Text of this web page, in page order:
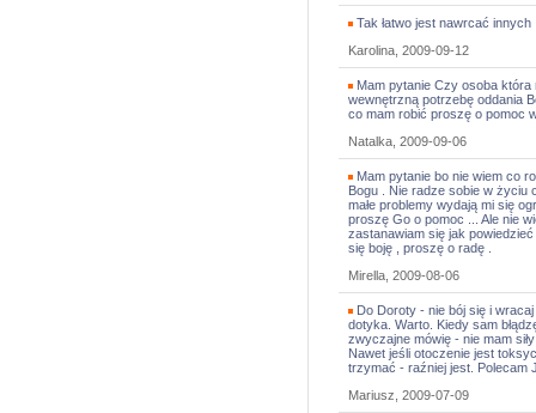
Tak łatwo jest nawrcać
Karolina, 2009-09-12
Mam pytanie Czy osoba
wewnętrzną potrzebę oddania
co mam robić proszę o pomoc
Natalka, 2009-09-06
Mam pytanie bo nie wiem co
Bogu . Nie radze sobie w życiu
małe problemy wydają mi się
proszę Go o pomoc ... Ale nie
zastanawiam się jak
się boję , proszę o radę .
Mirella, 2009-08-06
Do Doroty - nie bój się i
dotyka. Warto. Kiedy sam
zwyczajne mówię - nie mam
Nawet jeśli otoczenie jest
trzymać - raźniej jest. Polecam
Mariusz, 2009-07-09